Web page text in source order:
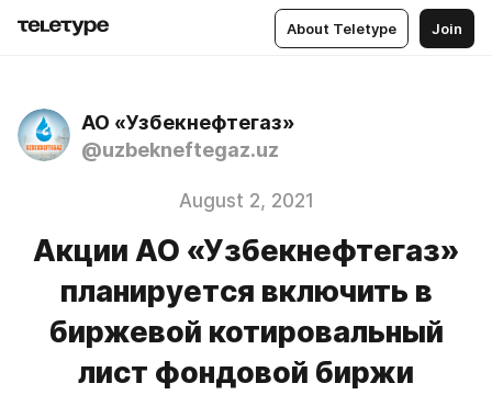
About Teletype Join
АО «Узбекнефтегаз»
@uzbekneftegaz.uz
August 2, 2021
Акции АО «Узбекнефтегаз»
планируется включить в
биржевой котировальный
лист фондовой биржи